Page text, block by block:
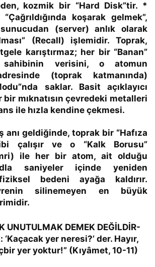
kozmik bir “Hard Disk”tir. *
“Çağrıldığında koşarak gelmek”,
(server) anlık olarak
(Recall) işlemidir. Toprak,
karıştırmaz; her bir “Banan”
sahibinin verisini, o atomun
(toprak katmanında)
saklar. Basit açıklayıcı
bir mıknatısın çevredeki metalleri
ile hızla kendine çekmesi.
anı geldiğinde, toprak bir “Hafıza
çalışır ve o “Kalk Borusu”
ile her bir atom, ait olduğu
saniyeler içinde yeniden
bedeni ayağa kaldırır.
silinemeyen en büyük
UNUTULMAK DEMEK DEĞİLDİR-
‘Kaçacak yer neresi?’ der. Hayır,
yer yoktur!”(Kıyâmet, 10-11)